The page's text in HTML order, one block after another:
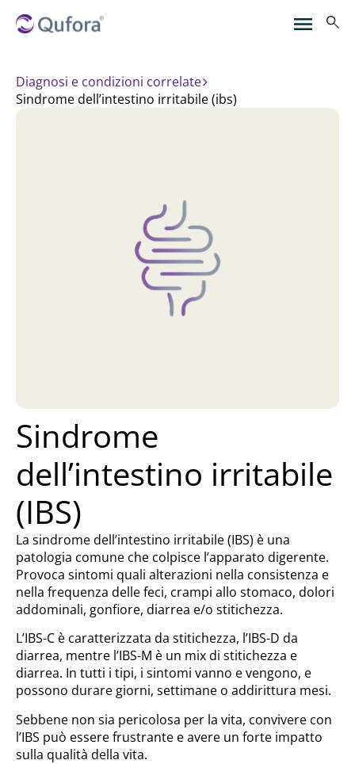
Diagnosi e condizioni correlate
sindrome dell’intestino irritabile (ibs)
Sindrome
dell’intestino irritabile
(IBS)
La sindrome dell’intestino irritabile (IBS) è una
patologia comune che colpisce l’apparato digerente.
Provoca sintomi quali alterazioni nella consistenza e
nella frequenza delle feci, crampi allo stomaco, dolori
addominali, gonfiore, diarrea e/o stitichezza.
L’IBS-C è caratterizzata da stitichezza, l’IBS-D da
diarrea, mentre l’IBS-M è un mix di stitichezza e
diarrea. In tutti i tipi, i sintomi vanno e vengono, e
possono durare giorni, settimane o addirittura mesi.
Sebbene non sia pericolosa per la vita, convivere con
l’IBS può essere frustrante e avere un forte impatto
sulla qualità della vita.